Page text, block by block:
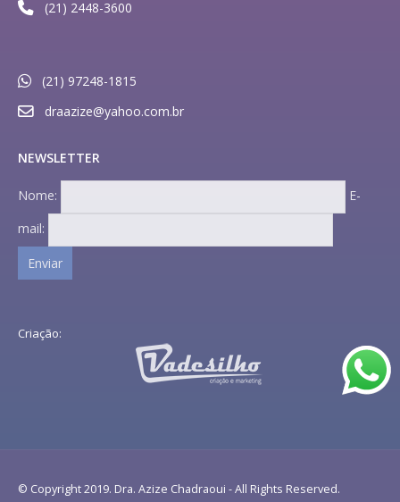
(21) 2448-3600
(21) 97248-1815
draazize@yahoo.com.br
NEWSLETTER
Nome:
E-
mail:
Criação:
© Copyright 2019. Dra. Azize Chadraoui - All Rights Reserved.